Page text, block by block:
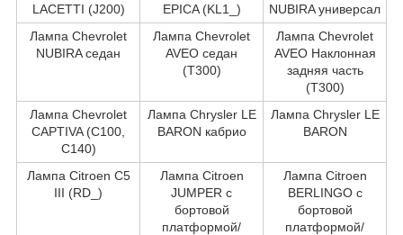
LACETTI (J200)
EPICA (KL1_)
NUBIRA универсал
Лампа Chevrolet
NUBIRA седан
Лампа Chevrolet
AVEO седан
(T300)
Лампа Chevrolet
AVEO Наклонная
задняя часть
(T300)
Лампа Chevrolet
CAPTIVA (C100,
C140)
Лампа Chrysler LE
BARON кабрио
Лампа Chrysler LE
BARON
Лампа Citroen C5
III (RD_)
Лампа Citroen
JUMPER c
бортовой
платформой/
Лампа Citroen
BERLINGO c
бортовой
платформой/